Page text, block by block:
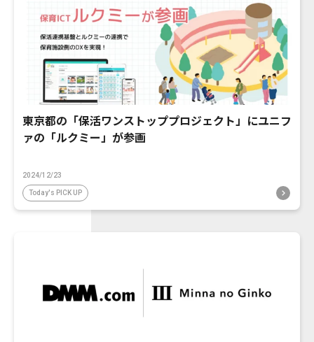
東京都の「保活ワンストッププロジェクト」にユニフ
ァの「ルクミー」が参画
2024/12/23
Today's PICK UP